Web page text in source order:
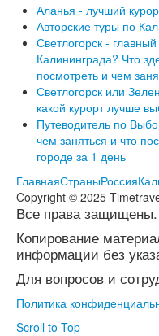
Аланья - лучший
Авторские туры по
Светлогорск - главный
Калининграда? Что
посмотреть и чем
Светлогорск или
какой курорт лучше
Путеводитель по
чем заняться и что
городе за 1 день
ГлавнаяСтраныРоссия
Copyright © 2025
Все права защищены.
Копирование
информации без
Для вопросов и
Политика
Scroll to Top